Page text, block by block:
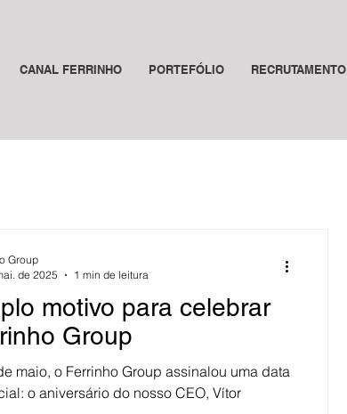
CANAL FERRINHO PORTEFÓLIO RECRUTAMENTO
motivo para celebrar
Group
maio, o Ferrinho Group assinalou uma data
o aniversário do nosso CEO, Vítor
Group
de 2025
1 min de leitura